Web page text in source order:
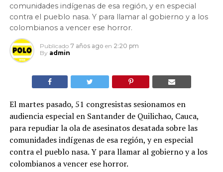
comunidades indígenas de esa región, y en especial
contra el pueblo nasa. Y para llamar al gobierno y a los
colombianos a vencer ese horror.
Publicado 7 años ago en 2:20 pm
By admin
El martes pasado, 51 congresistas sesionamos en
audiencia especial en Santander de Quilichao, Cauca,
para repudiar la ola de asesinatos desatada sobre las
comunidades indígenas de esa región, y en especial
contra el pueblo nasa. Y para llamar al gobierno y a los
colombianos a vencer ese horror.